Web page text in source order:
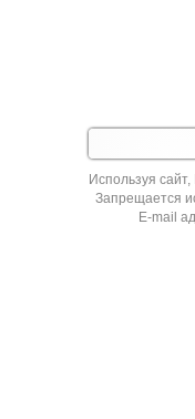
Используя
Запрещается
E-mail